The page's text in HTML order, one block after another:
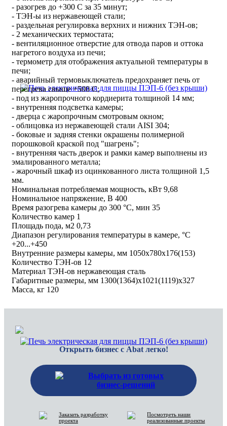
- разогрев до +300 С за 35 минут;
- ТЭН-ы из нержавеющей стали;
- раздельная регулировка верхних и нижних ТЭН-ов;
- 2 механических термостата;
- вентиляционное отверстие для отвода паров и оттока
нагретого воздуха из печи;
- термометр для отображения актуальной температуры в
печи;
- аварийный термовыключатель предохраняет печь от
перегрева свыше +500 С;
- под из жаропрочного кордиерита толщиной 14 мм;
- внутренняя подсветка камеры;
- дверца с жаропрочным смотровым окном;
- облицовка из нержавеющей стали AISI 304;
- боковые и задняя стенки окрашены полимерной
порошковой краской под "шагрень";
- внутренняя часть дверок и рамки камер выполнены из
эмалированного металла;
- жарочный шкаф из оцинкованного листа толщиной 1,5
мм.
Номинальная потребляемая мощность, кВт 9,68
Номинальное напряжение, В 400
Время разогрева камеры до 300 °С, мин 35
Количество камер 1
Площадь пода, м2 0,73
Диапазон регулирования температуры в камере, °С
+20...+450
Внутренние размеры камеры, мм 1050x780x176(153)
Количество ТЭН-ов 12
Материал ТЭН-ов нержавеющая сталь
Габаритные размеры, мм 1300(1364)x1021(1119)x327
Масса, кг 120
Открыть бизнес с Abat легко!
Выбрать из готовых
бизнес-решений
Заказать разработку
проекта
Посмотреть наши
реализованные проекты